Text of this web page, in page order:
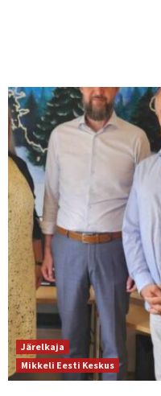
Järelkaja
Mikkeli Eesti Keskus